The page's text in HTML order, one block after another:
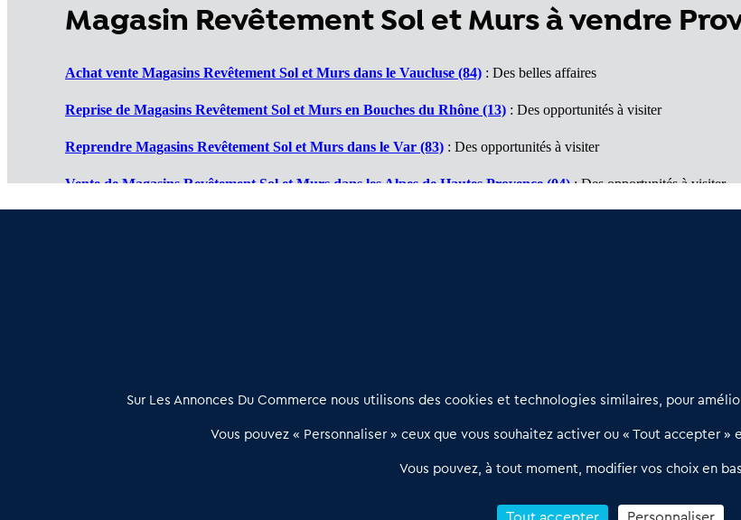
Magasin Revêtement Sol et Murs à vendre
Achat vente Magasins Revêtement Sol et Murs dans le Vaucluse (84) : Des belles affaires
Reprise de Magasins Revêtement Sol et Murs en Bouches du Rhône (13) : Des opportunités à visiter
Reprendre Magasins Revêtement Sol et Murs dans le Var (83) : Des opportunités à visiter
Vente de Magasins Revêtement Sol et Murs dans les Alpes de Hautes Provence (04): Des opportunités à visiter
relation qualifiée conçu pour les acteurs de l’immobilier commercial
02 54 56 03 17
Contactez-nous
Notre solution
Offres Pro
Qui sommes nous ?
Sur Les Annonces Du Commerce nous utilisons des cookies et technologies similaires, pour
Vous pouvez « Personnaliser » ceux que vous souhaitez activer ou « Tout accepter
Vous pouvez, à tout moment, modifier vos choix en